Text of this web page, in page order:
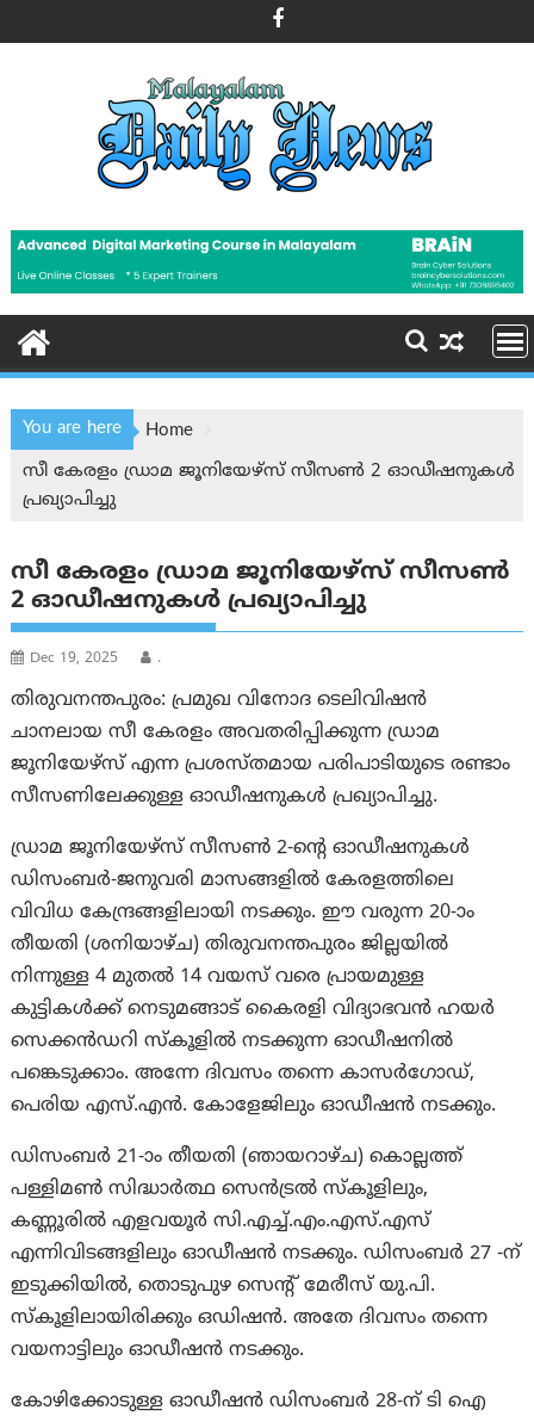
to
You are here
Home
സീ കേരളം ഡ്രാമ ജൂനിയേഴ്സ് സീസൺ 2 ഓഡീഷനുകൾ
പ്രഖ്യാപിച്ചു
സീ കേരളം ഡ്രാമ ജൂനിയേഴ്സ് സീസൺ
2 ഓഡീഷനുകൾ പ്രഖ്യാപിച്ചു
Dec 19, 2025 .
തിരുവനന്തപുരം: പ്രമുഖ വിനോദ ടെലിവിഷൻ
ചാനലായ സീ കേരളം അവതരിപ്പിക്കുന്ന ഡ്രാമ
ജൂനിയേഴ്സ് എന്ന പ്രശസ്തമായ പരിപാടിയുടെ രണ്ടാം
സീസണിലേക്കുള്ള ഓഡീഷനുകൾ പ്രഖ്യാപിച്ചു.
ഡ്രാമ ജൂനിയേഴ്സ് സീസൺ 2-ന്റെ ഓഡീഷനുകൾ
ഡിസംബർ-ജനുവരി മാസങ്ങളിൽ കേരളത്തിലെ
വിവിധ കേന്ദ്രങ്ങളിലായി നടക്കും. ഈ വരുന്ന 20-ാം
തീയതി (ശനിയാഴ്ച) തിരുവനന്തപുരം ജില്ലയിൽ
നിന്നുള്ള 4 മുതൽ 14 വയസ് വരെ പ്രായമുള്ള
കുട്ടികൾക്ക് നെടുമങ്ങാട് കൈരളി വിദ്യാഭവൻ ഹയർ
സെക്കൻഡറി സ്കൂളിൽ നടക്കുന്ന ഓഡീഷനിൽ
പങ്കെടുക്കാം. അന്നേ ദിവസം തന്നെ കാസർഗോഡ്,
പെരിയ എസ്.എൻ. കോളേജിലും ഓഡീഷൻ നടക്കും.
ഡിസംബർ 21-ാം തീയതി (ഞായറാഴ്ച) കൊല്ലത്ത്
പള്ളിമൺ സിദ്ധാർത്ഥ സെൻട്രൽ സ്കൂളിലും,
കണ്ണൂരിൽ എളവയൂർ സി.എച്ച്.എം.എസ്.എസ്
എന്നിവിടങ്ങളിലും ഓഡീഷൻ നടക്കും. ഡിസംബർ 27 -ന്
ഇടുക്കിയിൽ, തൊടുപുഴ സെന്റ് മേരീസ് യു.പി.
സ്കൂളിലായിരിക്കും ഒഡിഷൻ. അതേ ദിവസം തന്നെ
വയനാട്ടിലും ഓഡീഷൻ നടക്കും.
കോഴിക്കോടുള്ള ഓഡീഷൻ ഡിസംബർ 28-ന് ടി ഐ